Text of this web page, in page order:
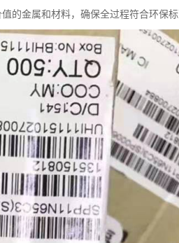
的金属和材料，确保全过程符合环保标